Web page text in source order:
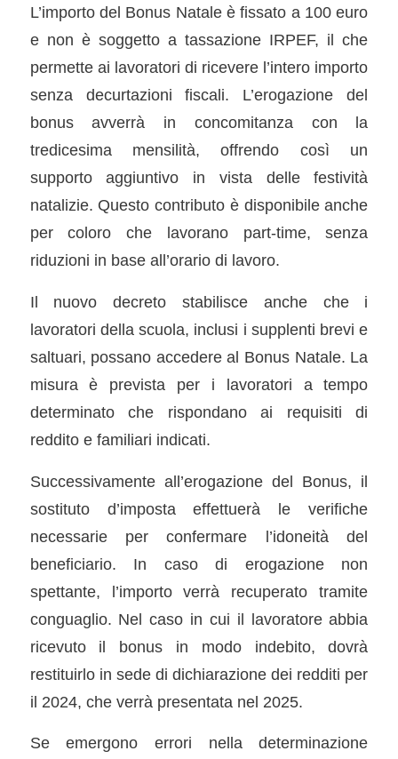
L’importo del Bonus Natale è fissato a 100 euro
e non è soggetto a tassazione IRPEF, il che
permette ai lavoratori di ricevere l’intero importo
senza decurtazioni fiscali. L’erogazione del
bonus avverrà in concomitanza con la
tredicesima mensilità, offrendo così un
supporto aggiuntivo in vista delle festività
natalizie. Questo contributo è disponibile anche
per coloro che lavorano part-time, senza
riduzioni in base all’orario di lavoro.
Il nuovo decreto stabilisce anche che i
lavoratori della scuola, inclusi i supplenti brevi e
saltuari, possano accedere al Bonus Natale. La
misura è prevista per i lavoratori a tempo
determinato che rispondano ai requisiti di
reddito e familiari indicati.
Successivamente all’erogazione del Bonus, il
sostituto d’imposta effettuerà le verifiche
necessarie per confermare l’idoneità del
beneficiario. In caso di erogazione non
spettante, l’importo verrà recuperato tramite
conguaglio. Nel caso in cui il lavoratore abbia
ricevuto il bonus in modo indebito, dovrà
restituirlo in sede di dichiarazione dei redditi per
il 2024, che verrà presentata nel 2025.
Se emergono errori nella determinazione